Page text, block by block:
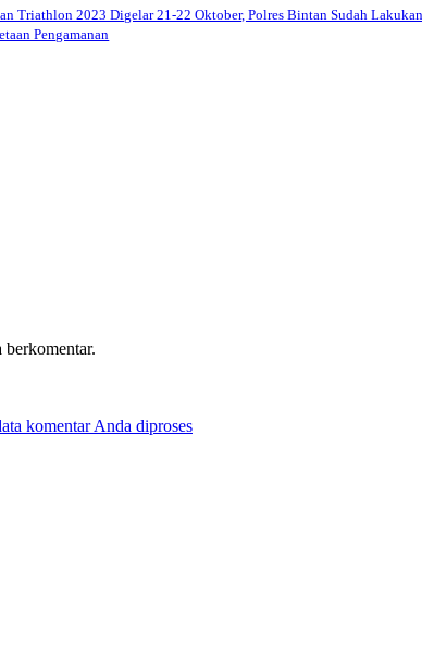
Triathlon 2023 Digelar 21-22 Oktober, Polres Bintan Sudah Lakukan
Pengamanan
komentar Anda diproses